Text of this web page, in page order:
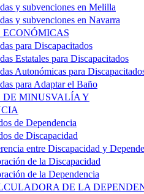
y subvenciones en Melilla
y subvenciones en Navarra
para Discapacitados
Estatales para Discapacitados
Autonómicas para
para Adaptar el Baño
DE MINUSVALÍA Y
de Dependencia
de Discapacidad
entre Discapacidad y
de la Discapacidad
de la Dependencia
DE LA